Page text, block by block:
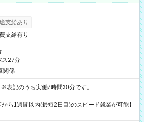
支給あり
支給有り
ス27分
関係
9:00～17:30 ※表記のうち実働7時間30分です。
ら1週間以内(最短2日目)のスピード就業が可能】